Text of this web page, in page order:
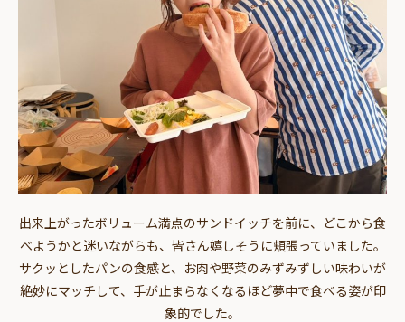
出来上がったボリューム満点のサンドイッチを前に、どこから食
べようかと迷いながらも、皆さん嬉しそうに頬張っていました。
サクッとしたパンの食感と、お肉や野菜のみずみずしい味わいが
絶妙にマッチして、手が止まらなくなるほど夢中で食べる姿が印
象的でした。